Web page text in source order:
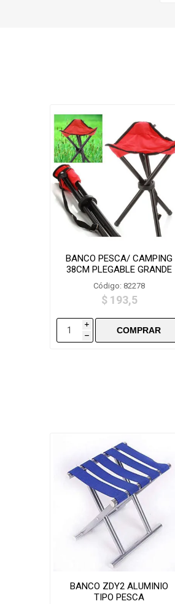
BANCO PESCA/ CAMPING
38CM PLEGABLE GRANDE
Código: 82278
$ 193,5
i
h
BANCO ZDY2 ALUMINIO
TIPO PESCA